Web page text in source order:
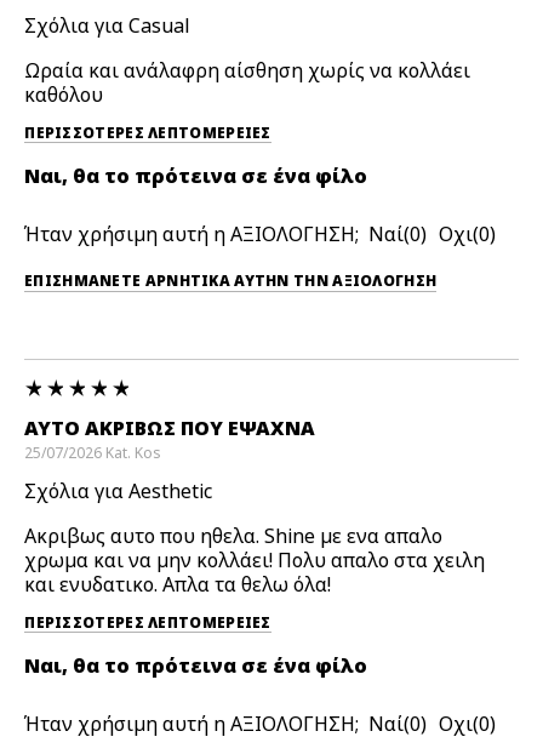
Σχόλια για Casual
Ωραία και ανάλαφρη αίσθηση χωρίς να κολλάει
καθόλου
ΠΕΡΙΣΣΌΤΕΡΕΣ ΛΕΠΤΟΜΈΡΕΙΕΣ
Ναι, θα το πρότεινα σε ένα φίλο
Ήταν χρήσιμη αυτή η ΑΞΙΟΛΟΓΗΣΗ; 0 0
ΕΠΙΣΗΜΆΝΕΤΕ ΑΡΝΗΤΙΚΆ ΑΥΤΉΝ ΤΗΝ ΑΞΙΟΛΟΓΗΣΗ
ΑΥΤΟ ΑΚΡΙΒΏΣ ΠΟΥ ΈΨΑΧΝΑ
25/07/2026 Kat. Kos
Σχόλια για Aesthetic
Ακριβως αυτο που ηθελα. Shine με ενα απαλο
χρωμα και να μην κολλάει! Πολυ απαλο στα χειλη
και ενυδατικο. Απλα τα θελω όλα!
ΠΕΡΙΣΣΌΤΕΡΕΣ ΛΕΠΤΟΜΈΡΕΙΕΣ
Ναι, θα το πρότεινα σε ένα φίλο
Ήταν χρήσιμη αυτή η ΑΞΙΟΛΟΓΗΣΗ; 0 0